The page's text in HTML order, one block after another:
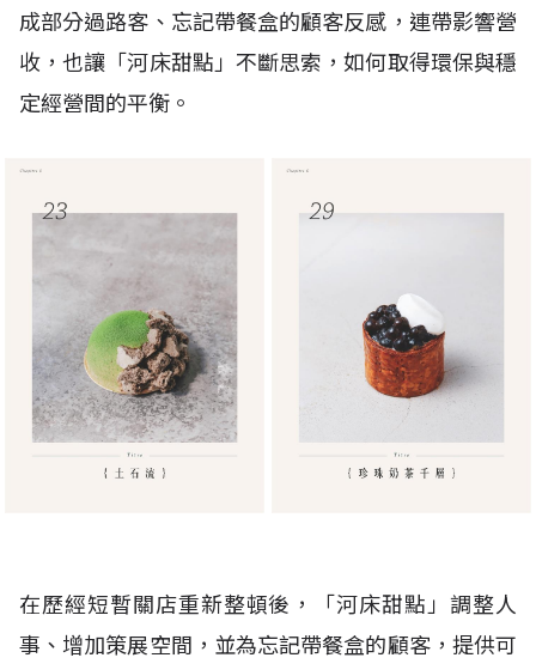
成部分過路客、忘記帶餐盒的顧客反感，連帶影響營
收，也讓「河床甜點」不斷思索，如何取得環保與穩
定經營間的平衡。
在歷經短暫關店重新整頓後，「河床甜點」調整人
事、增加策展空間，並為忘記帶餐盒的顧客，提供可